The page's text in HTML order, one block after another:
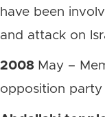
have been
and attack on
2008 May –
opposition